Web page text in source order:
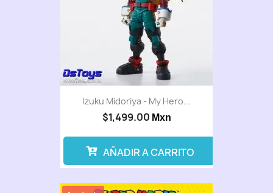
Izuku Midoriya - My Hero...
$1,499.00 Mxn
AÑADIR A CARRITO